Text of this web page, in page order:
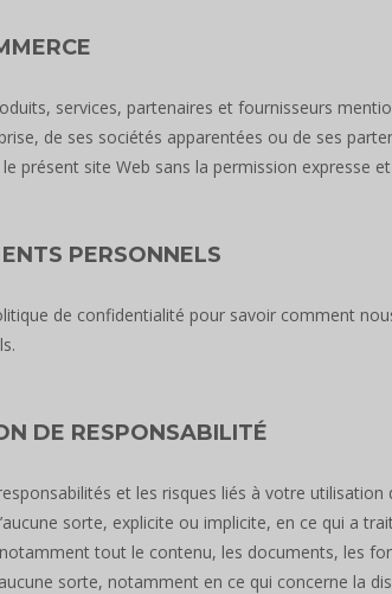
services, partenaires et fournisseurs
de ses sociétés apparentées ou de ses
présent site Web sans la permission expresse
PERSONNELS
de confidentialité pour savoir comment
DE RESPONSABILITÉ
et les risques liés à votre
sorte, explicite ou implicite, en ce qui a
tout le contenu, les documents, les
sorte, notamment en ce qui concerne la